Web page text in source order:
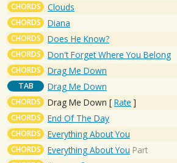
CHORDS Clouds
CHORDS Diana
CHORDS Does He Know?
CHORDS Don't Forget Where You Belong
CHORDS Drag Me Down
TAB Drag Me Down
CHORDS Drag Me Down [ Rate ]
CHORDS End Of The Day
CHORDS Everything About You
CHORDS Everything About You Part